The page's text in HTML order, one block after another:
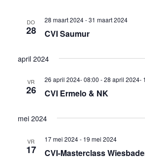
DO
28 CVI Saumur
28 maart 2024-31 maart 2024
april 2024
VR
26 CVI Ermelo & NK
26 april 2024- 08:00 -28 april 2024-
mei 2024
VR
17 CVI-Masterclass
17 mei 2024- 19 mei 2024